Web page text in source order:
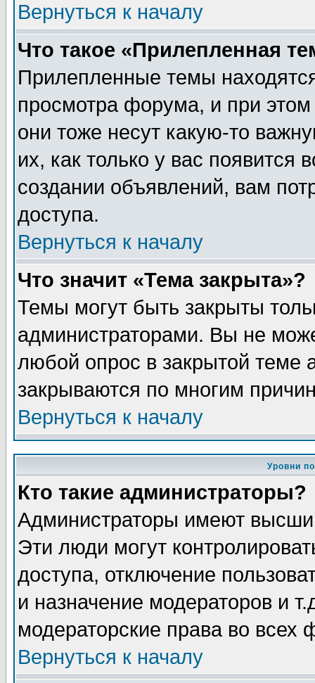
Вернуться к началу
Что такое «Прилепленная
Прилепленные темы
просмотра форума, и при
они тоже несут какую-то
их, как только у вас появится
создании объявлений, вам
доступа.
Вернуться к началу
Что значит «Тема закрыта»?
Темы могут быть закрыты
администраторами. Вы не
любой опрос в закрытой теме
закрываются по многим
Вернуться к началу
Уровни
Кто такие администраторы?
Администраторы имеют
Эти люди могут
доступа, отключение
и назначение модераторов и
модераторские права во всех
Вернуться к началу